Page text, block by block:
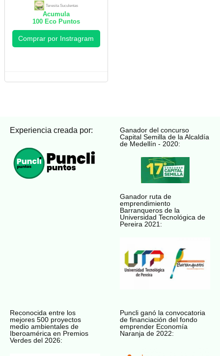
Teresita Suculentas
Acumula
100Eco Puntos
Comprar por Instragram
Experiencia creada por:
Ganador del concurso
Capital Semilla de la Alcaldía
de Medellín - 2020:
Ganador ruta de
emprendimiento
Barranqueros de la
Universidad Tecnológica de
Pereira 2021:
Reconocida entre los
mejores 500 proyectos
medio ambientales de
Iberoamérica en Premios
Verdes del 2026:
Puncli ganó la convocatoria
de financiación del fondo
emprender Economía
Naranja de 2022: